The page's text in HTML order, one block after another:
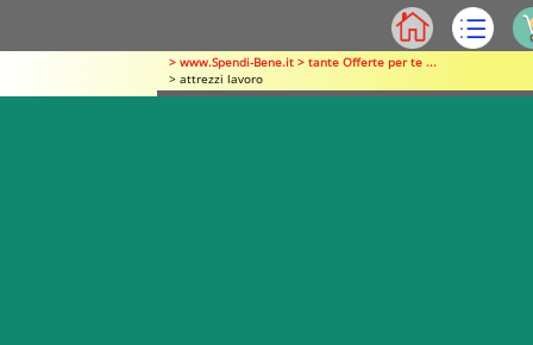
> www.Spendi-Bene.it > tante Offerte per te ...
> attrezzi lavoro